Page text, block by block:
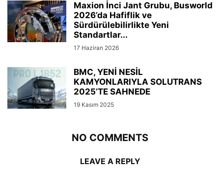
Maxion İnci Jant Grubu, Busworld
2026’da Hafiflik ve
Sürdürülebilirlikte Yeni
Standartlar...
17 Haziran 2026
BMC, YENİ NESİL
KAMYONLARIYLA SOLUTRANS
2025’TE SAHNEDE
19 Kasım 2025
NO COMMENTS
LEAVE A REPLY